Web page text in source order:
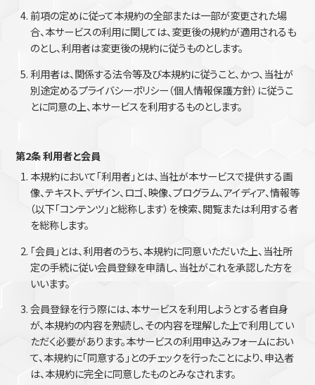
前項の定めに従って本規約の全部または一部が変更された場
合、本サービスの利用に関しては、変更後の規約が適用されるも
のとし、利用者は変更後の規約に従うものとします。
利用者は、関係する法令等及び本規約に従うこと、かつ、当社が
別途定めるプライバシーポリシー（個人情報保護方針）に従うこ
とに同意の上、本サービスを利用するものとします。
第2条 利用者と会員
本規約において「利用者」とは、当社が本サービスで提供する画
像、テキスト、デザイン、ロゴ、映像、プログラム、アイディア、情報等
（以下「コンテンツ」と総称します）を検索、閲覧または利用する者
を総称します。
「会員」とは、利用者のうち、本規約に同意いただいた上、当社所
定の手続に従い会員登録を申請し、当社がこれを承認した方を
いいます。
会員登録を行う際には、本サービスを利用しようとする者自身
が、本規約の内容を熟読し、その内容を理解した上で利用してい
ただく必要があります。本サービスの利用申込みフォームにおい
て、本規約に「同意する」とのチェックを行ったことにより、申込者
は、本規約に完全に同意したものとみなされます。